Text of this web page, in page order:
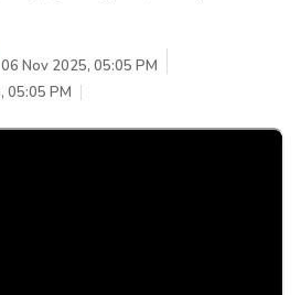
06 Nov 2025, 05:05 PM
05:05 PM